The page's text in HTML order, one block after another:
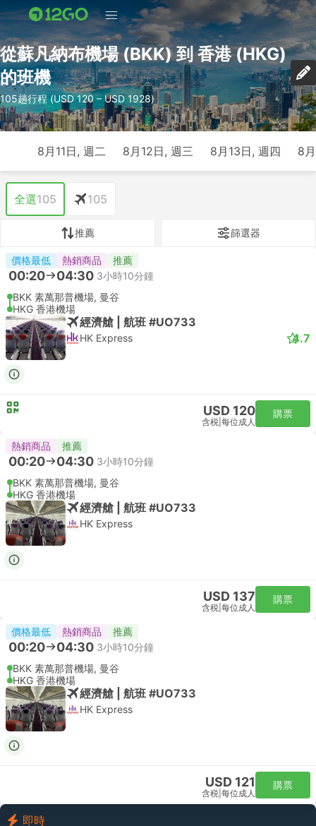
從蘇凡納布機場 (BKK) 到 香港 (HKG)
的班機
105趟行程 (USD 120 – USD 1928)
8月11日, 週二 8月12日, 週三 8月13日, 週四 8
全選105 105
推薦 篩選器
價格最低 熱銷商品 推薦
00:20 04:30 3小時10分鐘
BKK 素萬那普機場, 曼谷
HKG 香港機場
經濟艙 | 航班 #UO733
HK Express 4.7
USD 120
含税 每位成人
購票
熱銷商品 推薦
00:20 04:30 3小時10分鐘
BKK 素萬那普機場, 曼谷
HKG 香港機場
經濟艙 | 航班 #UO733
HK Express
USD 137
含税 每位成人
購票
價格最低 熱銷商品 推薦
00:20 04:30 3小時10分鐘
BKK 素萬那普機場, 曼谷
HKG 香港機場
經濟艙 | 航班 #UO733
HK Express
USD 121
含税 每位成人
購票
即時